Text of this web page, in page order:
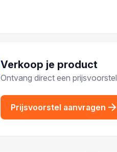
Verkoop je product
Ontvang direct een prijsvoorstel
Prijsvoorstel aanvragen